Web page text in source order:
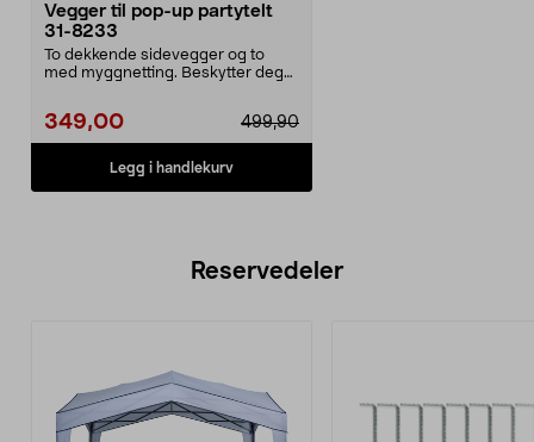
Vegger til pop-up partytelt
31-8233
To dekkende sidevegger og to
med myggnetting. Beskytter deg
499,90
349,00
Legg i handlekurv
Reservedeler